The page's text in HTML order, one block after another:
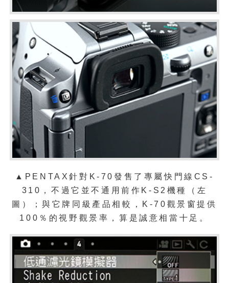
▲PENTAX針對K-70發售了專屬快門線 CS-
310，不過它並不通用前作K-S2機種（左
圖）；與它牌同級產品相較，K-70觀景窗提供
100％的視野觀景率，算是誠意相當十足。